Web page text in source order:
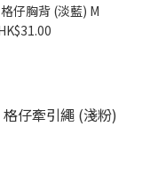
仔胸背 (淡藍) M